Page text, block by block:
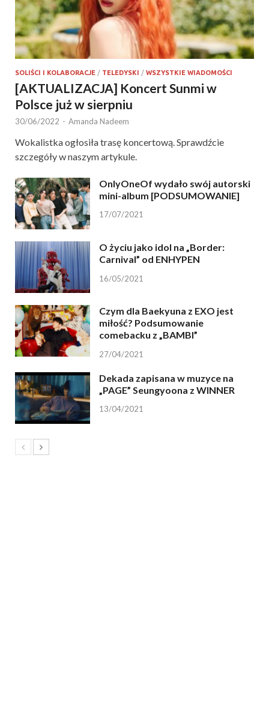
SOLIŚCI I KOLABORACJE / TELEDYSKI / WSZYSTKIE WIADOMOŚCI
[AKTUALIZACJA] Koncert Sunmi w
Polsce już w sierpniu
30/06/2022 - Amanda Nadeem
Wokalistka ogłosiła trasę koncertową. Sprawdźcie
szczegóły w naszym artykule.
OnlyOneOf wydało swój autorski
mini-album [PODSUMOWANIE]
17/07/2021
O życiu jako idol na „Border:
Carnival” od ENHYPEN
16/05/2021
Czym dla Baekyuna z EXO jest
miłość? Podsumowanie
comebacku z „BAMBI”
27/04/2021
Dekada zapisana w muzyce na
„PAGE” Seungyoona z WINNER
13/04/2021